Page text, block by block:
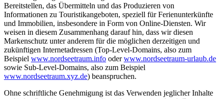
Bereitstellen, das Übermitteln und das Produzieren von
Informationen zu Touristikangeboten, speziell für Ferienunterkünfte
und Immobilien, insbesondere in Form von Online-Diensten. Wir
weisen in diesem Zusammenhang darauf hin, dass wir diesen
Markenschutz unter anderem für die möglichen derzeitigen und
zukünftigen Internetadressen (Top-Level-Domains, also zum
Beispiel www.nordseetraum.info oderwww.nordseetraum-urlaub.de
sowie Sub-Level-Domains, also zum Beispiel
www.nordseetraum.xyz.de) beanspruchen.
Ohne schriftliche Genehmigung ist das Verwenden jeglicher Inhalte